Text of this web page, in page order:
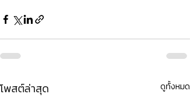
โพสต์ล่าสุด ดูทั้งหมด